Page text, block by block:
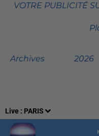
Live : PARIS
VOTRE PUBLICITÉ
Archives 2026